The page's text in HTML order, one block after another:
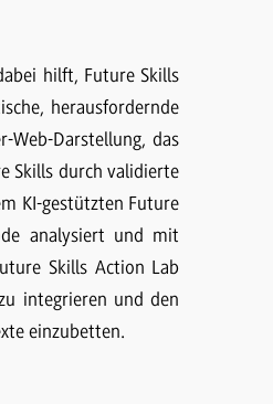
hilft, Future Skills
herausfordernde
Web-Darstellung, das
Skills durch validierte
KI-gestützten Future
analysiert und mit
Skills Action Lab
integrieren und den
einzubetten.